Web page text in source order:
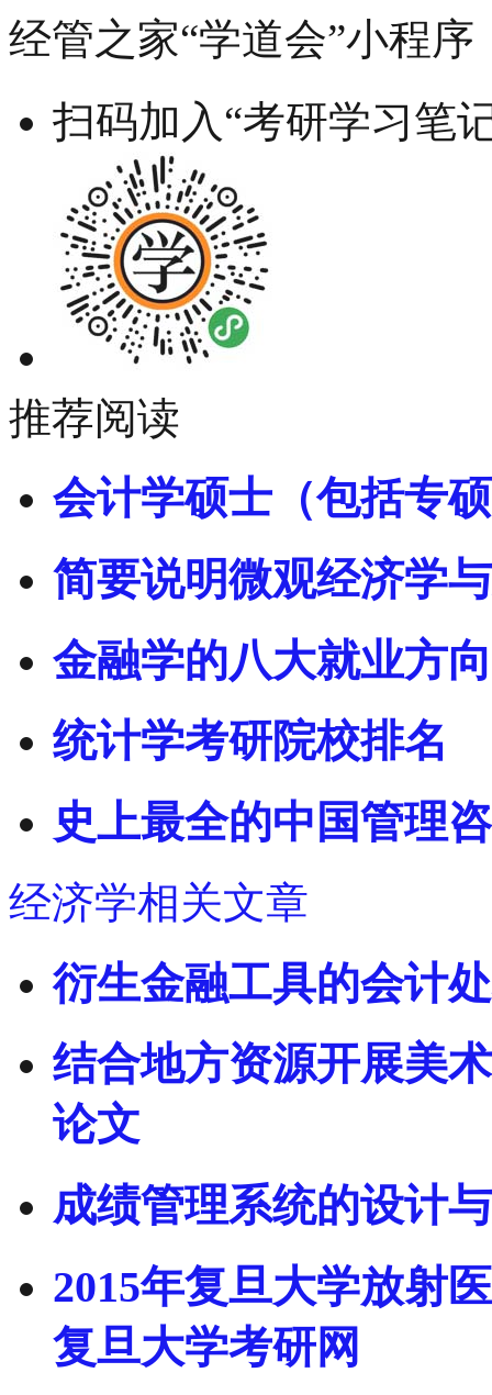
经管之家“学道会”小程序
扫码加入“考研学习笔
推荐阅读
会计学硕士（包括专
简要说明微观经济学
金融学的八大就业方
统计学考研院校排名
史上最全的中国管理
经济学相关文章
衍生金融工具的会计
结合地方资源开展美
论文
成绩管理系统的设计
2015年复旦大学放射
复旦大学考研网